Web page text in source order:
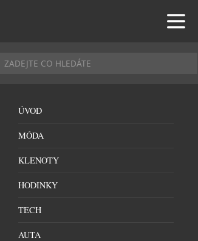
ÚVOD
MÓDA
KLENOTY
HODINKY
TECH
AUTA